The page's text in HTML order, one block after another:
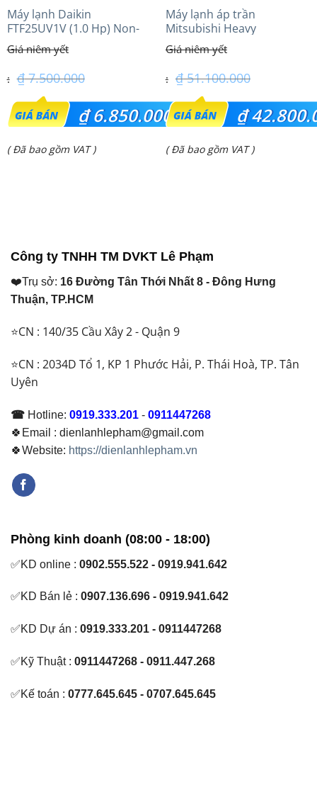
Máy lạnh Daikin
FTF25UV1V (1.0 Hp) Non-
inverter Thái lan
₫7.500.000
Giá
gốc
là:
₫6.850.000
Giá
( Đã bao gồm VAT )
Máy lạnh áp trần
Mitsubishi Heavy
FDE100VG (4.0Hp) Cao cấp
– 3 Pha
₫51.100.000
Giá
gốc
là:
₫
Giá
( Đã bao gồm VAT )
Công ty TNHH TM DVKT Lê Phạm
❤️Trụ sở: 16 Đường Tân Thới Nhất 8 - Đông Hưng
Thuận, TP.HCM
⭐CN : 140/35 Cầu Xây 2 - Quận 9
⭐CN : 2034D Tổ 1, KP 1 Phước Hải, P. Thái Hoà, TP. Tân
Uyên
☎ Hotline: 0919.333.201 - 0911447268
🍀Email : dienlanhlepham@gmail.com
🍀Website: https://dienlanhlepham.vn
Phòng kinh doanh (08:00 - 18:00)
✅KD online : 0902.555.522 - 0919.941.642
✅KD Bán lẻ : 0907.136.696 - 0919.941.642
✅KD Dự án : 0919.333.201 - 0911447268
✅Kỹ Thuật : 0911447268 - 0911.447.268
✅Kế toán : 0777.645.645 - 0707.645.645